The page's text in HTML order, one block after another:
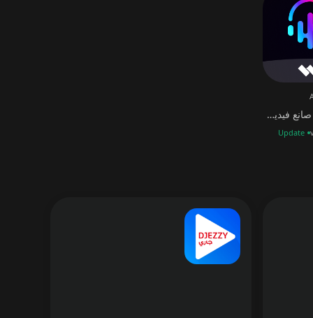
Beat.ly - صانع فيديو موسيقي
Update